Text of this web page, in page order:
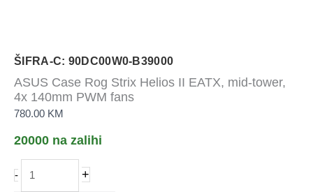
ŠIFRA-C: 90DC00W0-B39000
ASUS Case Rog Strix Helios II EATX, mid-tower,
4x 140mm PWM fans
780.00 KM
20000 na zalihi
-
Case
+